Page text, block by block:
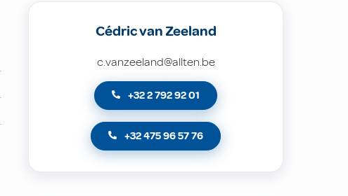
Cédric van Zeeland
c.vanzeeland@allten.be
+32 2 792 92 01
+32 475 96 57 76